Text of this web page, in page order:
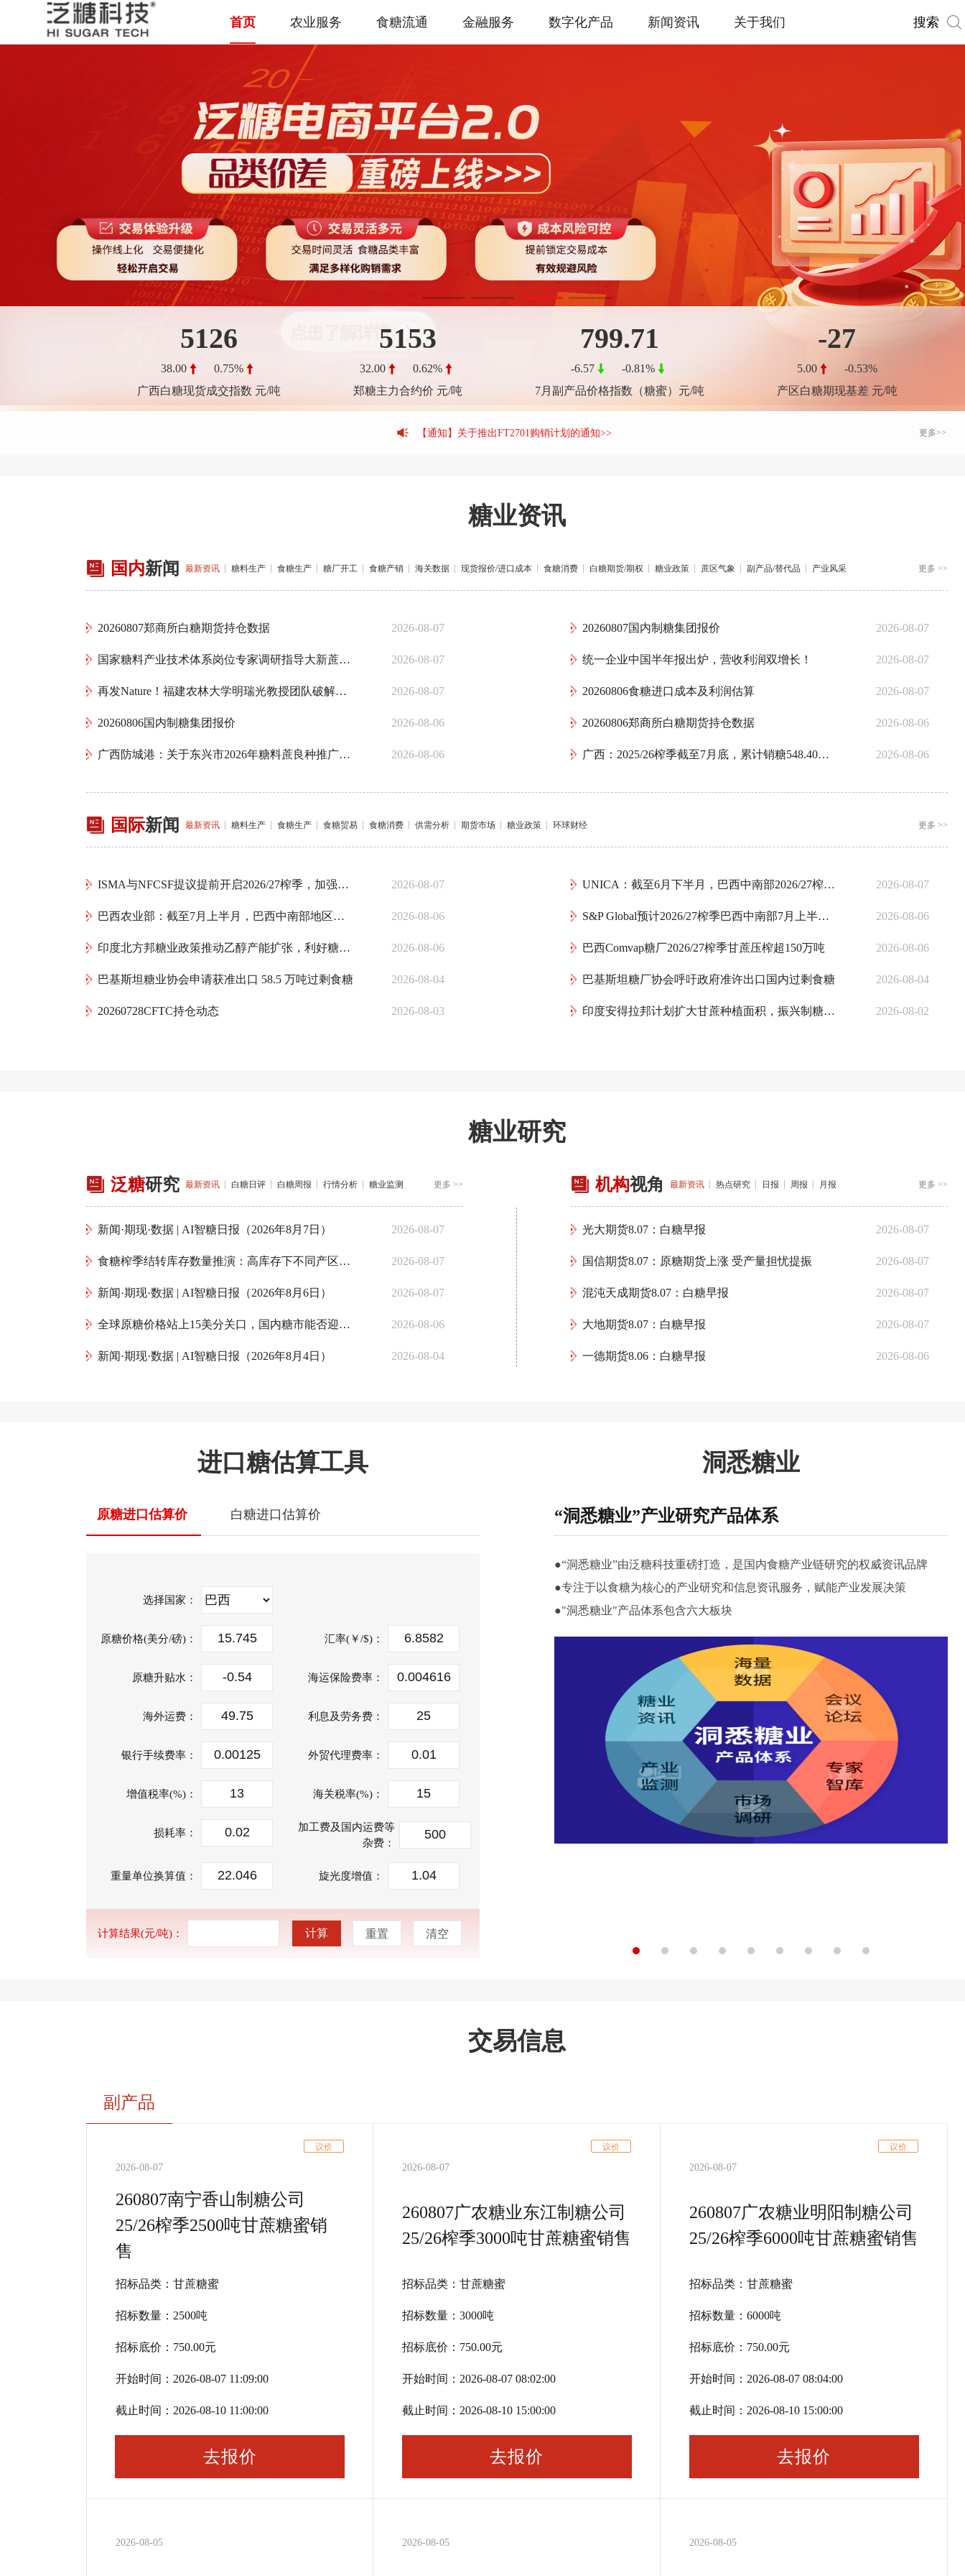
首页 农业服务 食糖流通 金融服务 数字化产品 新闻资讯 关于我们 搜索
5126
38.00
0.75%
广西白糖现货成交指数 元/吨
5153
32.00
0.62%
郑糖主力合约价 元/吨
799.71
-6.57
-0.81%
7月副产品价格指数（糖蜜）元/吨
-27
5.00
-0.53%
产区白糖期现基差 元/吨
【公告】关于调整认证仓名称的公告>>
【公告】关于新增认证仓的公告>>
更多>>
糖业资讯
国内新闻 最新资讯 糖料生产 食糖生产 糖厂开工 食糖产销 海关数据 现货报价/进口成本 食糖消费 白糖期货/期权 糖业政策 蔗区气象 副产品/替代品 产业风采 更多 >>
20260807郑商所白糖期货持仓数据 2026-08-07 20260807国内制糖集团报价 2026-08-07
国家糖料产业技术体系岗位专家调研指导大新蔗区虫害防治 2026-08-07 统一企业中国半年报出炉，营收利润双增长！ 2026-08-07
再发Nature！福建农林大学明瑞光教授团队破解百年甘蔗育种谜题：母本如何送出一份“双倍遗传礼物” 2026-08-07 20260806食糖进口成本及利润估算 2026-08-07
20260806国内制糖集团报价 2026-08-06 20260806郑商所白糖期货持仓数据 2026-08-06
广西防城港：关于东兴市2026年糖料蔗良种推广补贴实际发放公示 2026-08-06 广西：2025/26榨季截至7月底，累计销糖548.40万吨，工业库存221.34万吨 2026-08-06
国际新闻 最新资讯 糖料生产 食糖生产 食糖贸易 食糖消费 供需分析 期货市场 糖业政策 环球财经 更多 >>
ISMA与NFCSF提议提前开启2026/27榨季，加强国内食糖供应 2026-08-07 UNICA：截至6月下半月，巴西中南部2026/27榨季累计产糖1075.4万吨，同比减少152万吨 2026-08-07
巴西农业部：截至7月上半月，巴西中南部地区累计生产乙醇139.5亿升 2026-08-06 S&P Global预计2026/27榨季巴西中南部7月上半月产糖314万吨，同比下降8.3% 2026-08-06
印度北方邦糖业政策推动乙醇产能扩张，利好糖厂经营与蔗农增收 2026-08-06 巴西Comvap糖厂2026/27榨季甘蔗压榨超150万吨 2026-08-06
巴基斯坦糖业协会申请获准出口 58.5 万吨过剩食糖 2026-08-04 巴基斯坦糖厂协会呼吁政府准许出口国内过剩食糖 2026-08-04
20260728CFTC持仓动态 2026-08-03 印度安得拉邦计划扩大甘蔗种植面积，振兴制糖产业 2026-08-02
糖业研究
泛糖研究 最新资讯 白糖日评 白糖周报 行情分析 糖业监测 更多 >>
新闻·期现·数据 | AI智糖日报（2026年8月7日） 2026-08-07
食糖榨季结转库存数量推演：高库存下不同产区的食糖去化路径分析 2026-08-07
新闻·期现·数据 | AI智糖日报（2026年8月6日） 2026-08-07
全球原糖价格站上15美分关口，国内糖市能否迎来转机？ 2026-08-06
新闻·期现·数据 | AI智糖日报（2026年8月4日） 2026-08-04
机构视角 最新资讯 热点研究 日报 周报 月报 更多 >>
光大期货8.07：白糖早报 2026-08-07
国信期货8.07：原糖期货上涨 受产量担忧提振 2026-08-07
混沌天成期货8.07：白糖早报 2026-08-07
大地期货8.07：白糖早报 2026-08-07
一德期货8.06：白糖早报 2026-08-06
进口糖估算工具
原糖进口估算价 白糖进口估算价
选择国家：
原糖价格(美分/磅)： 汇率(￥/$)：
原糖升贴水： 海运保险费率：
海外运费： 利息及劳务费：
银行手续费率： 外贸代理费率：
增值税率(%)： 海关税率(%)：
损耗率：
加工费及国内运费等
杂费：
重量单位换算值： 旋光度增值：
计算结果(元/吨)： 计算 重置 清空
洞悉糖业
“洞悉糖业”产业研究产品体系
●“洞悉糖业”由泛糖科技重磅打造，是国内食糖产业链研究的权威资讯品牌
●专注于以食糖为核心的产业研究和信息资讯服务，赋能产业发展决策
●"洞悉糖业"产品体系包含六大板块
交易信息
副产品
议价
2026-08-07
260807南宁香山制糖公司
25/26榨季2500吨甘蔗糖蜜销
售
招标品类： 甘蔗糖蜜
招标数量： 2500吨
招标底价： 750.00元
开始时间： 2026-08-07 11:09:00
截止时间： 2026-08-10 11:00:00
去报价
议价
2026-08-07
260807广农糖业东江制糖公司
25/26榨季3000吨甘蔗糖蜜销售
招标品类： 甘蔗糖蜜
招标数量： 3000吨
招标底价： 750.00元
开始时间： 2026-08-07 08:02:00
截止时间： 2026-08-10 15:00:00
去报价
议价
2026-08-07
260807广农糖业明阳制糖公司
25/26榨季6000吨甘蔗糖蜜销售
招标品类： 甘蔗糖蜜
招标数量： 6000吨
招标底价： 750.00元
开始时间： 2026-08-07 08:04:00
截止时间： 2026-08-10 15:00:00
去报价
2026-08-05 2026-08-05 2026-08-05